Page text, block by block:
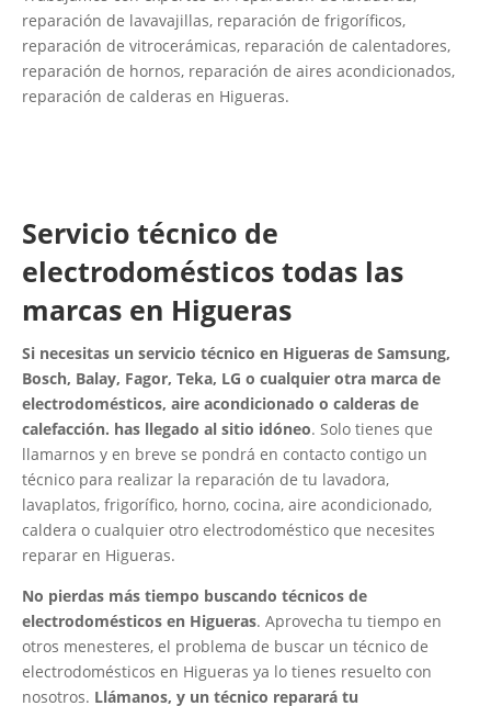
reparación de lavavajillas, reparación de frigoríficos,
reparación de vitrocerámicas, reparación de calentadores,
reparación de hornos, reparación de aires acondicionados,
reparación de calderas en Higueras.
Servicio técnico de
electrodomésticos todas las
marcas en Higueras
Si necesitas un servicio técnico en Higueras de Samsung,
Bosch, Balay, Fagor, Teka, LG o cualquier otra marca de
electrodomésticos, aire acondicionado o calderas de
calefacción. has llegado al sitio idóneo. Solo tienes que
llamarnos y en breve se pondrá en contacto contigo un
técnico para realizar la reparación de tu lavadora,
lavaplatos, frigorífico, horno, cocina, aire acondicionado,
caldera o cualquier otro electrodoméstico que necesites
reparar en Higueras.
No pierdas más tiempo buscando técnicos de
electrodomésticos en Higueras. Aprovecha tu tiempo en
otros menesteres, el problema de buscar un técnico de
electrodomésticos en Higueras ya lo tienes resuelto con
nosotros. Llámanos, y un técnico reparará tu